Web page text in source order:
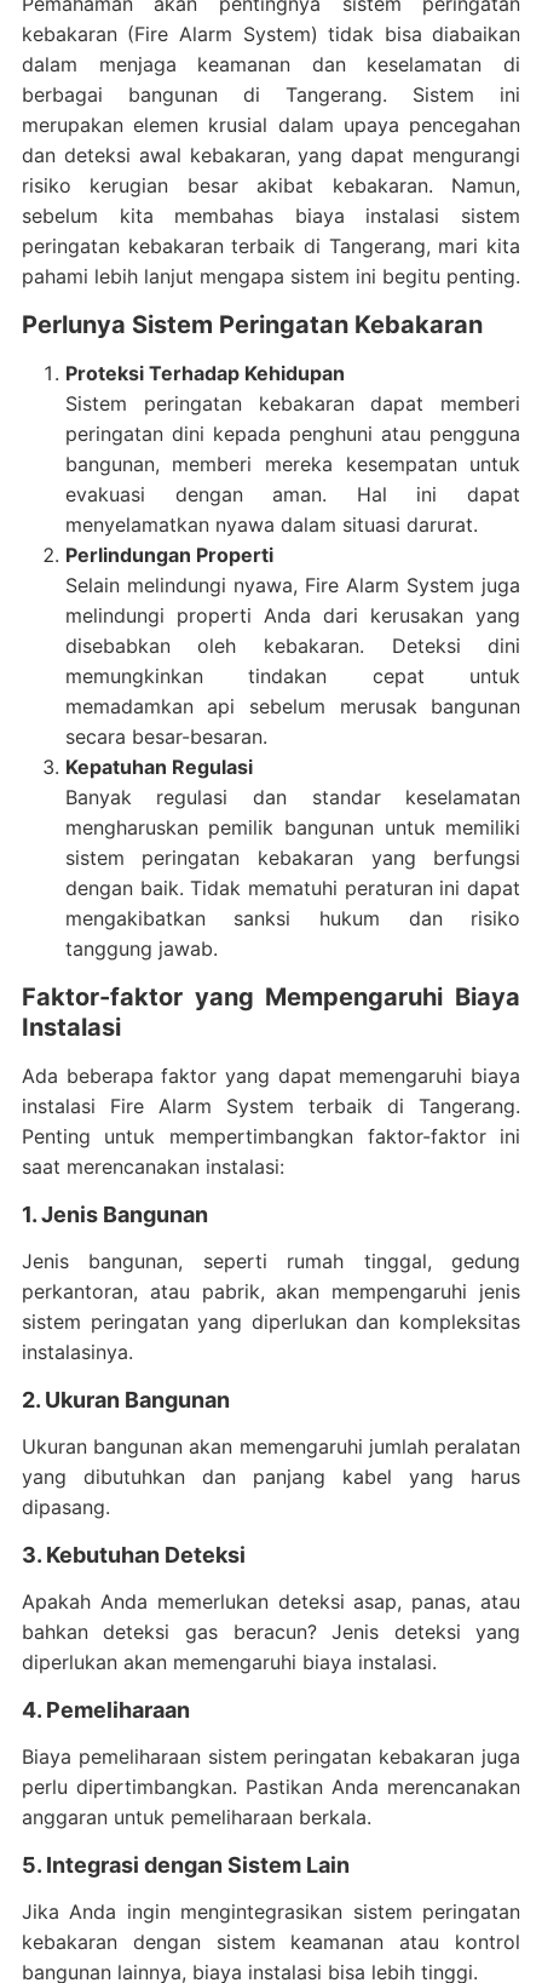
kebakaran (Fire Alarm System) tidak bisa diabaikan
dalam menjaga keamanan dan keselamatan di
berbagai bangunan di Tangerang. Sistem ini
merupakan elemen krusial dalam upaya pencegahan
dan deteksi awal kebakaran, yang dapat mengurangi
risiko kerugian besar akibat kebakaran. Namun,
sebelum kita membahas biaya instalasi sistem
peringatan kebakaran terbaik di Tangerang, mari kita
pahami lebih lanjut mengapa sistem ini begitu penting.
Perlunya Sistem Peringatan Kebakaran
Proteksi Terhadap Kehidupan
Sistem peringatan kebakaran dapat memberi
peringatan dini kepada penghuni atau pengguna
bangunan, memberi mereka kesempatan untuk
evakuasi dengan aman. Hal ini dapat
menyelamatkan nyawa dalam situasi darurat.
Perlindungan Properti
Selain melindungi nyawa, Fire Alarm System juga
melindungi properti Anda dari kerusakan yang
disebabkan oleh kebakaran. Deteksi dini
memungkinkan tindakan cepat untuk
memadamkan api sebelum merusak bangunan
secara besar-besaran.
Kepatuhan Regulasi
Banyak regulasi dan standar keselamatan
mengharuskan pemilik bangunan untuk memiliki
sistem peringatan kebakaran yang berfungsi
dengan baik. Tidak mematuhi peraturan ini dapat
mengakibatkan sanksi hukum dan risiko
tanggung jawab.
Faktor-faktor yang Mempengaruhi Biaya
Instalasi
Ada beberapa faktor yang dapat memengaruhi biaya
instalasi Fire Alarm System terbaik di Tangerang.
Penting untuk mempertimbangkan faktor-faktor ini
saat merencanakan instalasi:
1. Jenis Bangunan
Jenis bangunan, seperti rumah tinggal, gedung
perkantoran, atau pabrik, akan mempengaruhi jenis
sistem peringatan yang diperlukan dan kompleksitas
instalasinya.
2. Ukuran Bangunan
Ukuran bangunan akan memengaruhi jumlah peralatan
yang dibutuhkan dan panjang kabel yang harus
dipasang.
3. Kebutuhan Deteksi
Apakah Anda memerlukan deteksi asap, panas, atau
bahkan deteksi gas beracun? Jenis deteksi yang
diperlukan akan memengaruhi biaya instalasi.
4. Pemeliharaan
Biaya pemeliharaan sistem peringatan kebakaran juga
perlu dipertimbangkan. Pastikan Anda merencanakan
anggaran untuk pemeliharaan berkala.
5. Integrasi dengan Sistem Lain
Jika Anda ingin mengintegrasikan sistem peringatan
kebakaran dengan sistem keamanan atau kontrol
bangunan lainnya, biaya instalasi bisa lebih tinggi.